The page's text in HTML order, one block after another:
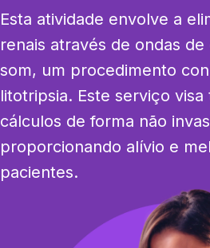
Esta atividade envolve a
renais através de ondas
som, um procedimento
litotripsia. Este serviço
cálculos de forma não
proporcionando alívio e
pacientes.